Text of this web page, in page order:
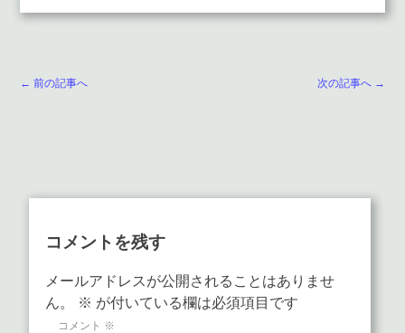
← 前の記事へ 次の記事へ →
コメントを残す
メールアドレスが公開されることはありませ
ん。
※ が付いている欄は必須項目です
コメント ※